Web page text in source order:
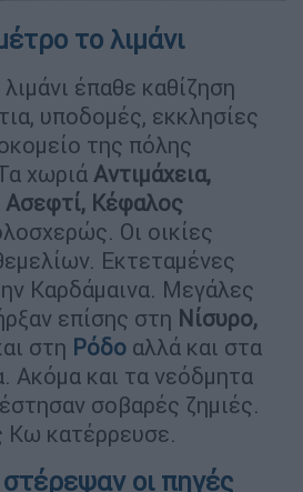
το λιμάνι
έπαθε καθίζηση
υποδομές, εκκλησίες
της πόλης
χωριά Αντιμάχεια,
Ασεφτί, Κέφαλος
Οι οικίες
Εκτεταμένες
Καρδάμαινα. Μεγάλες
επίσης στη Νίσυρο,
στη Ρόδο αλλά και στα
Ακόμα και τα νεόδμητα
σοβαρές ζημιές.
Κω κατέρρευσε.
στέρεψαν οι πηγές